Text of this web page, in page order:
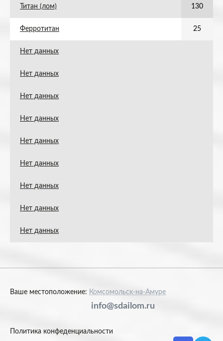
Титан (лом) 130
Ферротитан 25
Нет данных
Нет данных
Нет данных
Нет данных
Нет данных
Нет данных
Нет данных
Нет данных
Нет данных
Ваше местоположение: Комсомольск-на-Амуре
info@sdailom.ru
Политика конфеденциальности